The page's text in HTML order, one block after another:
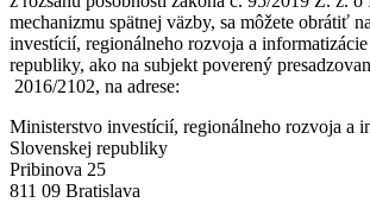
mechanizmu spätnej väzby, sa môžete obrátiť
investícií, regionálneho rozvoja a
republiky, ako na subjekt poverený
2016/2102, na adrese:
Ministerstvo investícií, regionálneho rozvoja a
Slovenskej republiky
Pribinova 25
811 09 Bratislava